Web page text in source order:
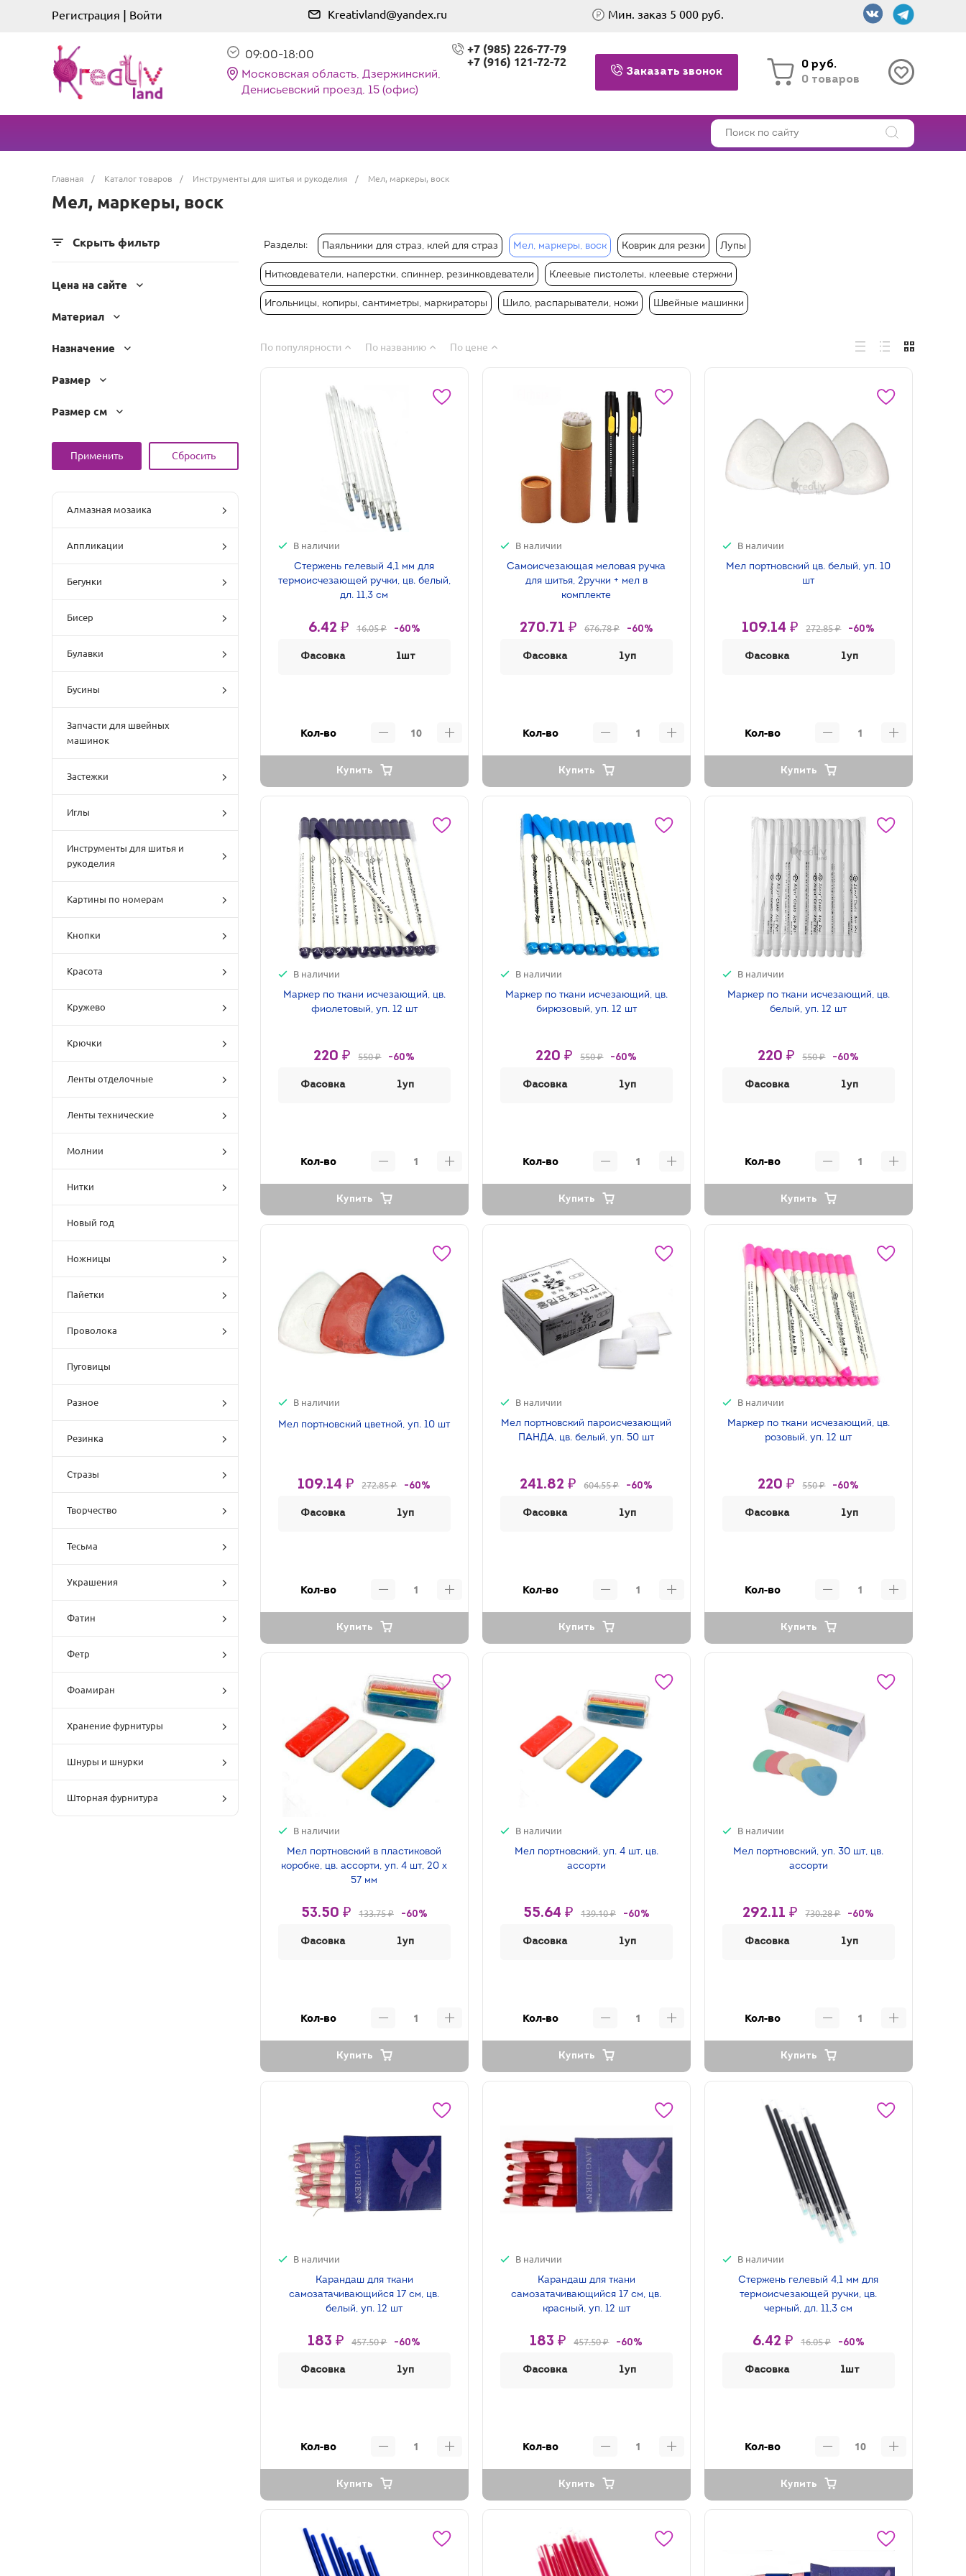
Регистрация | Войти Kreativland@yandex.ru Мин. заказ 5 000 руб.
09:00-18:00
Московская область, Дзержинский,
Денисьевский проезд, 15 (офис)
+7 (985) 226-77-79
+7 (916) 121-72-72
Заказать звонок
0 руб.
0 товаров
Главная / Каталог товаров / Инструменты для шитья и рукоделия / Мел, маркеры, воск
Мел, маркеры, воск
Скрыть фильтр
Цена на сайте
Материал
Назначение
Размер
Размер см
Алмазная мозаика
Аппликации
Бегунки
Бисер
Булавки
Бусины
Запчасти для швейных
машинок
Застежки
Иглы
Инструменты для шитья и
рукоделия
Картины по номерам
Кнопки
Красота
Кружево
Крючки
Ленты отделочные
Ленты технические
Молнии
Нитки
Новый год
Ножницы
Пайетки
Проволока
Пуговицы
Разное
Резинка
Стразы
Творчество
Тесьма
Украшения
Фатин
Фетр
Фоамиран
Хранение фурнитуры
Шнуры и шнурки
Шторная фурнитура
Разделы: Паяльники для страз, клей для страз Мел, маркеры, воск Коврик для резки Лупы
Нитковдеватели, наперстки, спиннер, резинковдеватели Клеевые пистолеты, клеевые стержни
Игольницы, копиры, сантиметры, маркираторы Шило, распарыватели, ножи Швейные машинки
По популярности По названию По цене
В наличии
Стержень гелевый 4,1 мм для
термоисчезающей ручки, цв. белый,
дл. 11,3 см
6.42 ₽ 16.05 ₽ -60%
Фасовка 1шт
Кол-во
Купить
В наличии
Самоисчезающая меловая ручка
для шитья, 2ручки + мел в
комплекте
270.71 ₽ 676.78 ₽ -60%
Фасовка 1уп
Кол-во
Купить
В наличии
Мел портновский цв. белый, уп. 10
шт
109.14 ₽ 272.85 ₽ -60%
Фасовка 1уп
Кол-во
Купить
В наличии
Маркер по ткани исчезающий, цв.
фиолетовый, уп. 12 шт
220 ₽ 550 ₽ -60%
Фасовка 1уп
Кол-во
Купить
В наличии
Маркер по ткани исчезающий, цв.
бирюзовый, уп. 12 шт
220 ₽ 550 ₽ -60%
Фасовка 1уп
Кол-во
Купить
В наличии
Маркер по ткани исчезающий, цв.
белый, уп. 12 шт
220 ₽ 550 ₽ -60%
Фасовка 1уп
Кол-во
Купить
В наличии
Мел портновский цветной, уп. 10 шт
109.14 ₽ 272.85 ₽ -60%
Фасовка 1уп
Кол-во
Купить
В наличии
Мел портновский пароисчезающий
ПАНДА, цв. белый, уп. 50 шт
241.82 ₽ 604.55 ₽ -60%
Фасовка 1уп
Кол-во
Купить
В наличии
Маркер по ткани исчезающий, цв.
розовый, уп. 12 шт
220 ₽ 550 ₽ -60%
Фасовка 1уп
Кол-во
Купить
В наличии
Мел портновский в пластиковой
коробке, цв. ассорти, уп. 4 шт, 20 х
57 мм
53.50 ₽ 133.75 ₽ -60%
Фасовка 1уп
Кол-во
Купить
В наличии
Мел портновский, уп. 4 шт, цв.
ассорти
55.64 ₽ 139.10 ₽ -60%
Фасовка 1уп
Кол-во
Купить
В наличии
Мел портновский, уп. 30 шт, цв.
ассорти
292.11 ₽ 730.28 ₽ -60%
Фасовка 1уп
Кол-во
Купить
В наличии
Карандаш для ткани
самозатачивающийся 17 см, цв.
белый, уп. 12 шт
183 ₽ 457.50 ₽ -60%
Фасовка 1уп
Кол-во
Купить
В наличии
Карандаш для ткани
самозатачивающийся 17 см, цв.
красный, уп. 12 шт
183 ₽ 457.50 ₽ -60%
Фасовка 1уп
Кол-во
Купить
В наличии
Стержень гелевый 4,1 мм для
термоисчезающей ручки, цв.
черный, дл. 11,3 см
6.42 ₽ 16.05 ₽ -60%
Фасовка 1шт
Кол-во
Купить